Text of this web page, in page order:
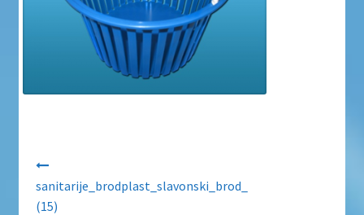
Zaštita privatnosti
Zaštita privatnosti i uvjeti poslovanja
sanitarije_brodplast_slavonski_brod_
(15)